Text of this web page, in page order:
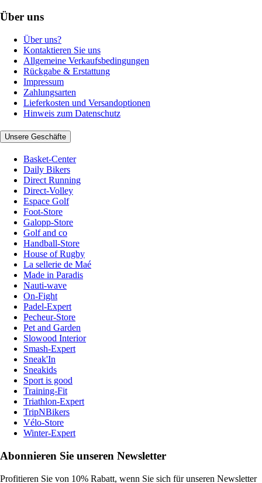
Über uns
Über uns?
Kontaktieren Sie uns
Allgemeine Verkaufsbedingungen
Rückgabe & Erstattung
Impressum
Zahlungsarten
Lieferkosten und Versandoptionen
Hinweis zum Datenschutz
Unsere Geschäfte
Basket-Center
Daily Bikers
Direct Running
Direct-Volley
Espace Golf
Foot-Store
Galopp-Store
Golf and co
Handball-Store
House of Rugby
La sellerie de Maé
Made in Paradis
Nauti-wave
On-Fight
Padel-Expert
Pecheur-Store
Pet and Garden
Slowood Interior
Smash-Expert
Sneak'In
Sneakids
Sport is good
Training-Fit
Triathlon-Expert
TripNBikers
Vélo-Store
Winter-Expert
Abonnieren Sie unseren Newsletter
Profitieren Sie von 10% Rabatt, wenn Sie sich für unseren Newsletter